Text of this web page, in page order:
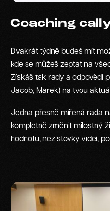
Coaching
Dvakrát týdně budeš mít
kde se můžeš zeptat na
Získáš tak rady a odpovědi
Jacob, Marek) na tvou
Jedna přesně mířená rada
kompletně změnit milostný
hodnotu, než stovky videí,